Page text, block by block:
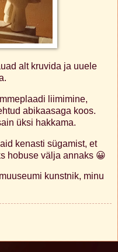
alt kruvida ja uuele
liimimine,
abikaasaga koos.
üksi hakkama.
kenasti sügamist, et
hobuse välja annaks 😀
kunstnik, minu